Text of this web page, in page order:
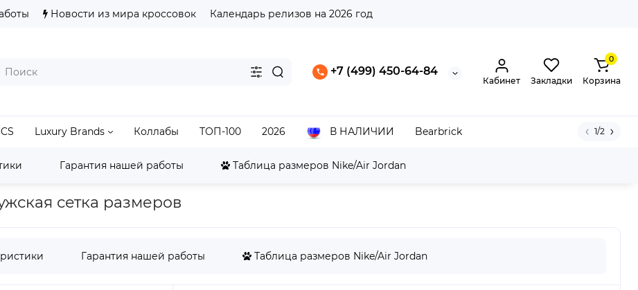
Новости из мира кроссовок Календарь релизов на 2026 год
+7 (499) 450-64-84
Кабинет Закладки
0
Корзина
Luxury Brands Коллабы ТОП-100 2026 В НАЛИЧИИ Bearbrick 1/2
Гарантия нашей работы Таблица размеров Nike/Air Jordan
SB Dunk SB Dunk Low Nike SB Dunk Low Rayssa Leal
сетка размеров
Гарантия нашей работы Таблица размеров Nike/Air Jordan